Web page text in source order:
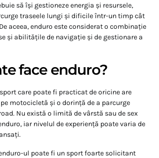
să își gestioneze energia și resursele,
traseele lungi și dificile într-un timp cât
aceea, enduro este considerat o combinație
și abilitățile de navigație și de gestionare a
face enduro?
care poate fi practicat de oricine are
motocicletă și o dorință de a parcurge
Nu există o limită de vârstă sau de sex
iar nivelul de experiență poate varia de
ul poate fi un sport foarte solicitant